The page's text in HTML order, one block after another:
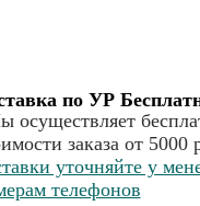
по УР
осуществляет
заказа от
уточняйте у
телефонов